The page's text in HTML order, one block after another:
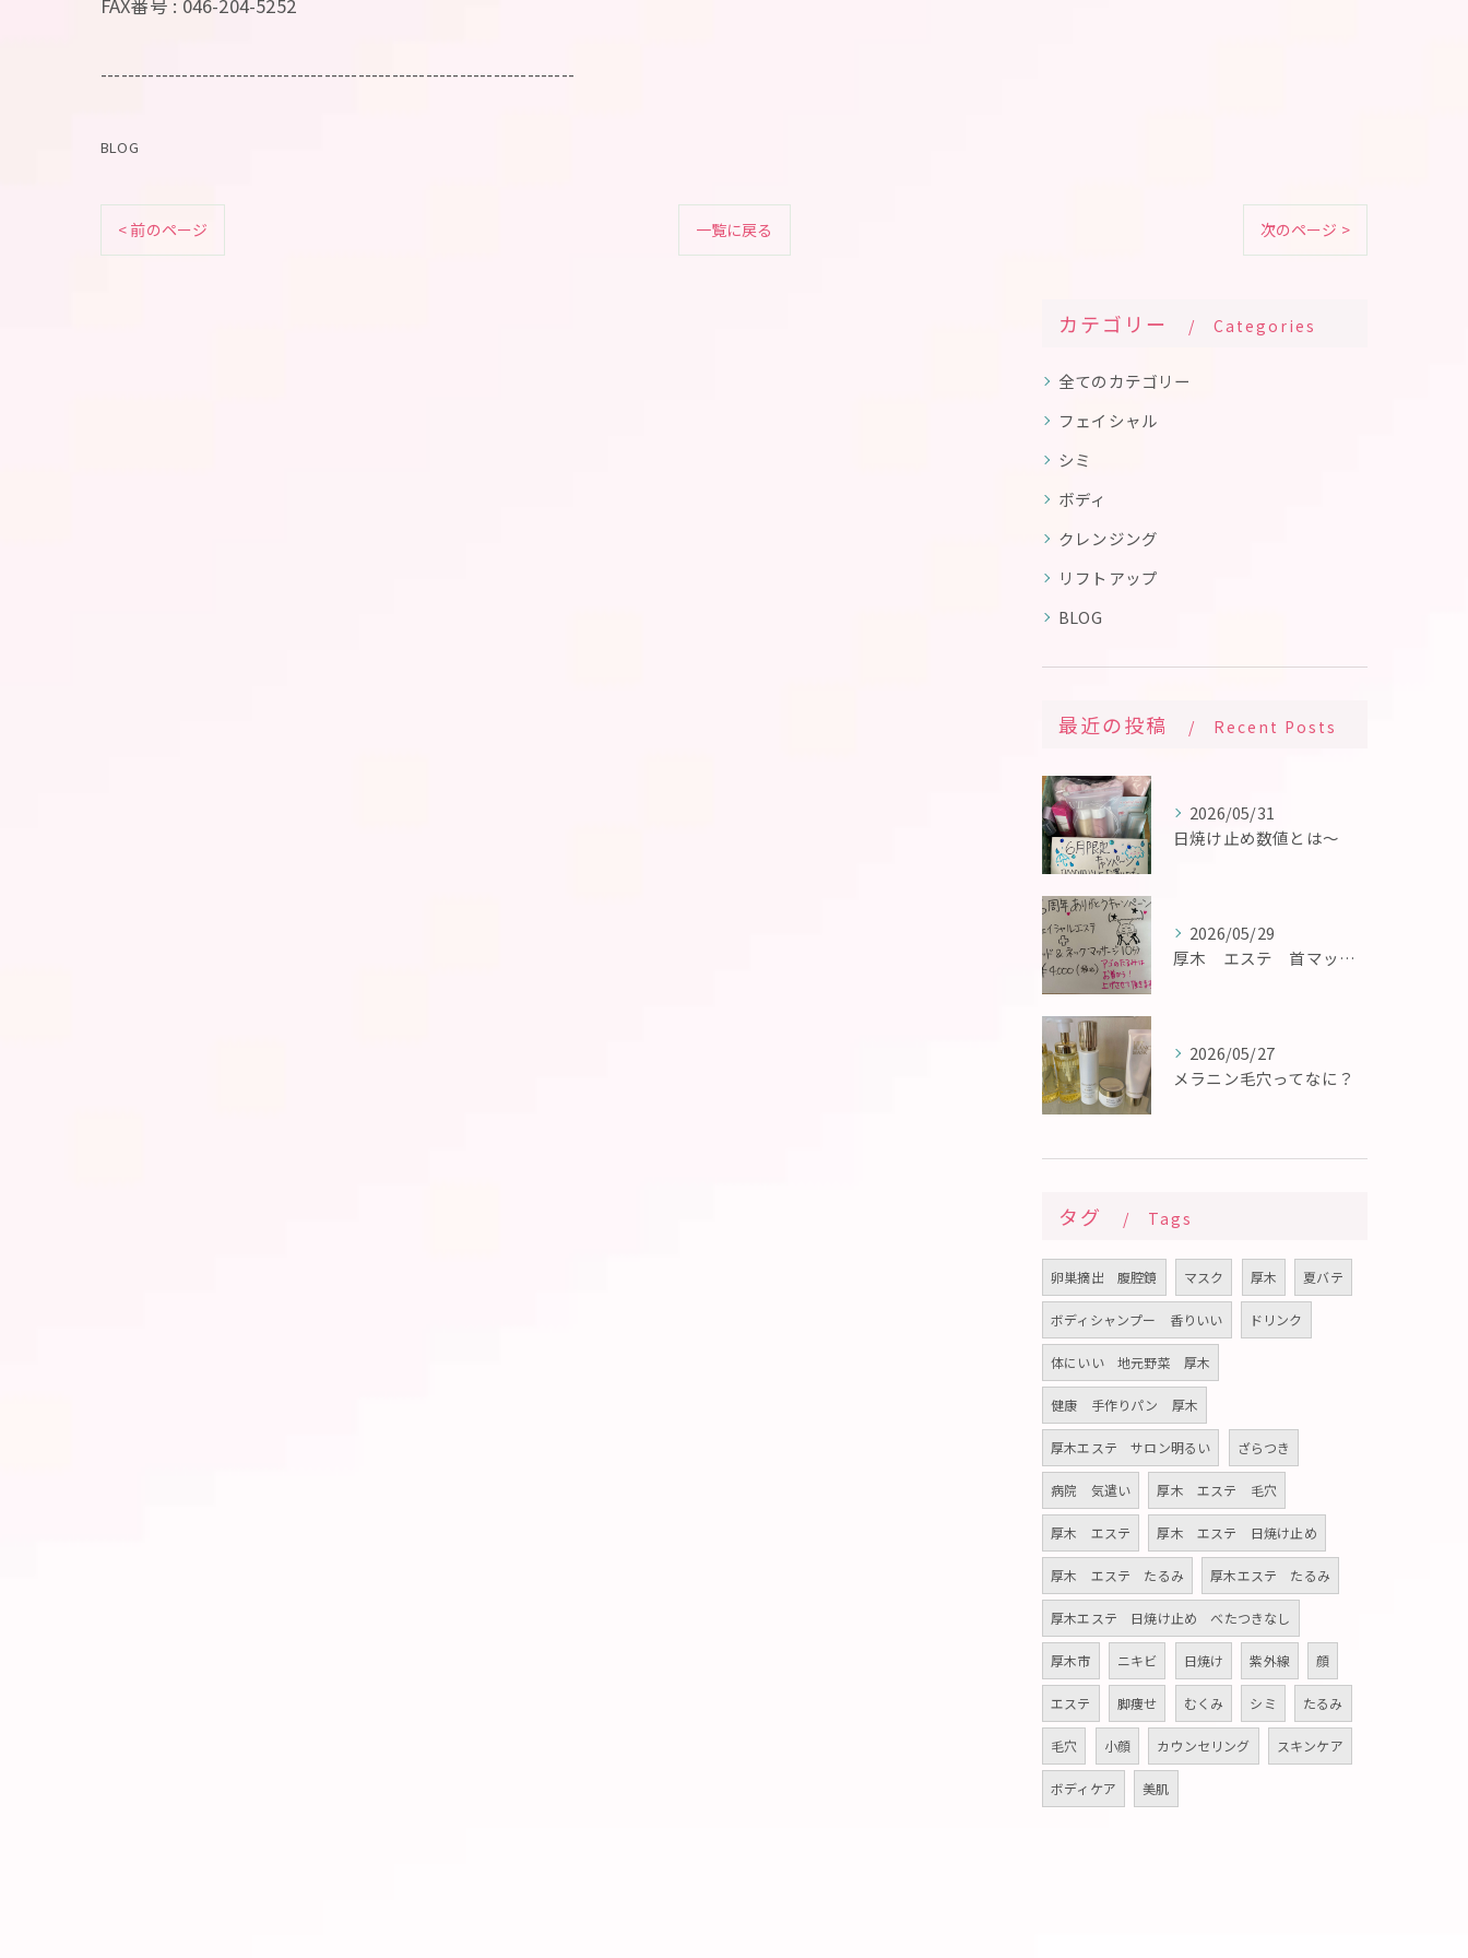
FAX番号 : 046-204-5252
----------------------------------------------------------------------
BLOG
< 前のページ 一覧に戻る 次のページ >
カテゴリー Categories
全てのカテゴリー
フェイシャル
シミ
ボディ
クレンジング
リフトアップ
BLOG
最近の投稿 Recent Posts
2026/05/31
日焼け止め数値とは〜
2026/05/29
厚木 エステ 首マッサージ
2026/05/27
メラニン毛穴ってなに？
タグ Tags
卵巣摘出 腹腔鏡 マスク 厚木 夏バテ
ボディシャンプー 香りいい ドリンク
体にいい 地元野菜 厚木
健康 手作りパン 厚木
厚木エステ サロン明るい ざらつき
病院 気遣い 厚木 エステ 毛穴
厚木 エステ 厚木 エステ 日焼け止め
厚木 エステ たるみ 厚木エステ たるみ
厚木エステ 日焼け止め べたつきなし
厚木市 ニキビ 日焼け 紫外線 顔
エステ 脚痩せ むくみ シミ たるみ
毛穴 小顔 カウンセリング スキンケア
ボディケア 美肌